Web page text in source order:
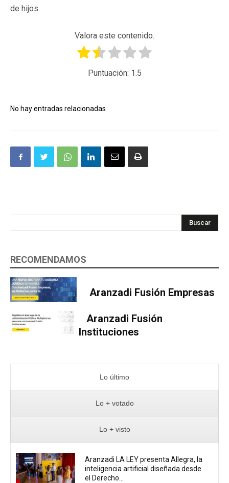
de hijos.
Valora este contenido.
Puntuación: 1.5
No hay entradas relacionadas
Buscar
RECOMENDAMOS
Aranzadi Fusión Empresas
Aranzadi Fusión
Instituciones
Lo último
Lo + votado
Lo + visto
Aranzadi LA LEY presenta Allegra, la
inteligencia artificial diseñada desde
el Derecho...